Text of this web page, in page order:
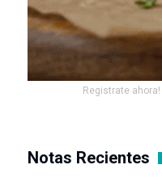
Registrate ahora!
Notas Recientes